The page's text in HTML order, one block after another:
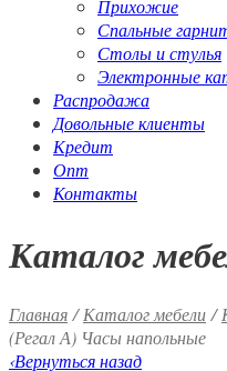
Прихожие
Спальные
Столы и стулья
Электронные
Распродажа
Довольные клиенты
Кредит
Опт
Контакты
Каталог
Главная/Каталог мебели/
(Регал А) Часы напольные
‹Вернуться назад